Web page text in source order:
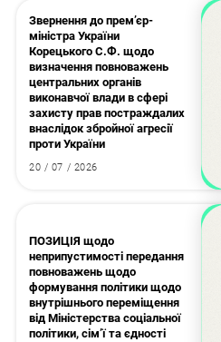
Звернення до прем’єр-
міністра України
Корецького С.Ф. щодо
визначення повноважень
центральних органів
виконавчої влади в сфері
захисту прав постраждалих
внаслідок збройної агресії
проти України
20 / 07 / 2026
ПОЗИЦІЯ щодо
неприпустимості передання
повноважень щодо
формування політики щодо
внутрішнього переміщення
від Міністерства соціальної
політики, сім’ї та єдності